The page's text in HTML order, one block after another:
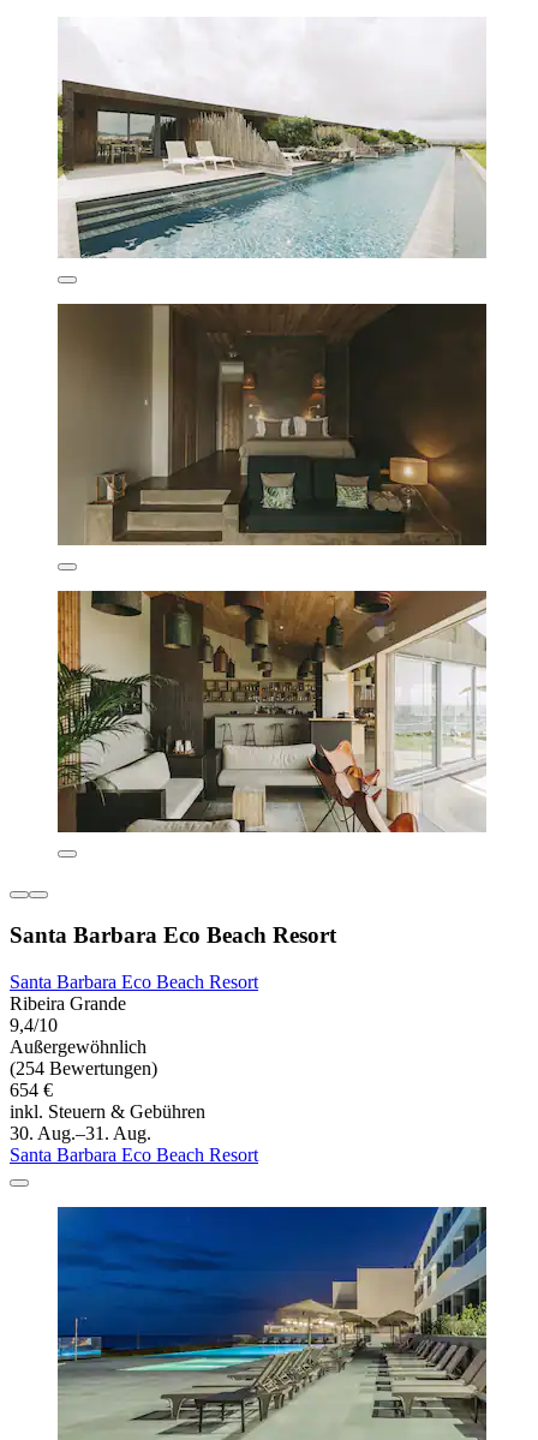
Santa Barbara Eco Beach Resort
Santa Barbara Eco Beach Resort
Ribeira Grande
9,4/10
Außergewöhnlich
(254 Bewertungen)
654 €
inkl. Steuern & Gebühren
30. Aug.–31. Aug.
Santa Barbara Eco Beach Resort